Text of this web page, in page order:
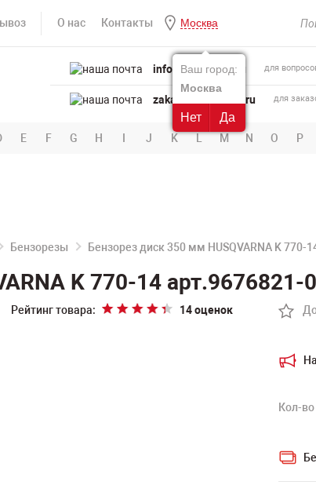
О нас Контакты Москва
Ваш город:
Москва
Нет Да
info@powertool.ru для
zakaz@powertool.ru для
E F G H I J K L M N O P
Бензорезы Бензорез диск 350 мм HUSQVARNA K 770-
K 770-14 арт.9676821-
Рейтинг товара: 14 оценок
Кол-во